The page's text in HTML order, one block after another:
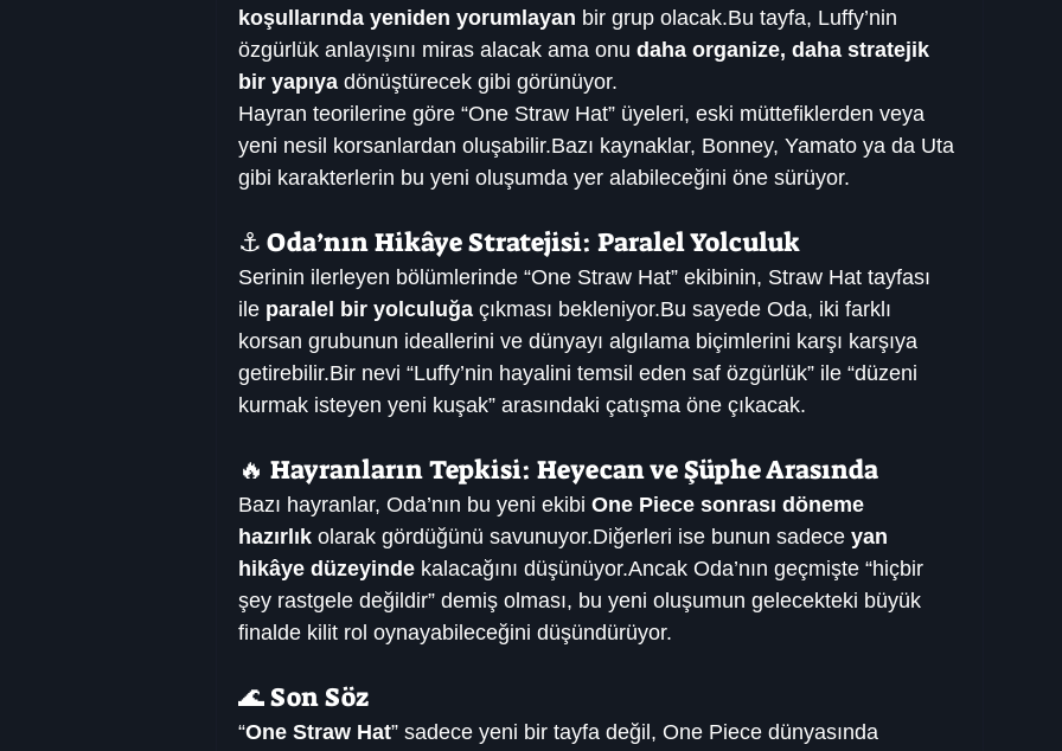
koşullarında yeniden yorumlayan bir grup olacak.Bu tayfa, Luffy’nin
özgürlük anlayışını miras alacak ama onu daha organize, daha stratejik
bir yapıya dönüştürecek gibi görünüyor.
Hayran teorilerine göre “One Straw Hat” üyeleri, eski müttefiklerden veya
yeni nesil korsanlardan oluşabilir.Bazı kaynaklar, Bonney, Yamato ya da Uta
gibi karakterlerin bu yeni oluşumda yer alabileceğini öne sürüyor.
⚓ Oda’nın Hikâye Stratejisi: Paralel Yolculuk
Serinin ilerleyen bölümlerinde “One Straw Hat” ekibinin, Straw Hat tayfası
ile paralel bir yolculuğa çıkması bekleniyor.Bu sayede Oda, iki farklı
korsan grubunun ideallerini ve dünyayı algılama biçimlerini karşı karşıya
getirebilir.Bir nevi “Luffy’nin hayalini temsil eden saf özgürlük” ile “düzeni
kurmak isteyen yeni kuşak” arasındaki çatışma öne çıkacak.
🔥 Hayranların Tepkisi: Heyecan ve Şüphe Arasında
Bazı hayranlar, Oda’nın bu yeni ekibi One Piece sonrası döneme
hazırlık olarak gördüğünü savunuyor.Diğerleri ise bunun sadece yan
hikâye düzeyinde kalacağını düşünüyor.Ancak Oda’nın geçmişte “hiçbir
şey rastgele değildir” demiş olması, bu yeni oluşumun gelecekteki büyük
finalde kilit rol oynayabileceğini düşündürüyor.
🌊 Son Söz
“One Straw Hat” sadece yeni bir tayfa değil, One Piece dünyasında